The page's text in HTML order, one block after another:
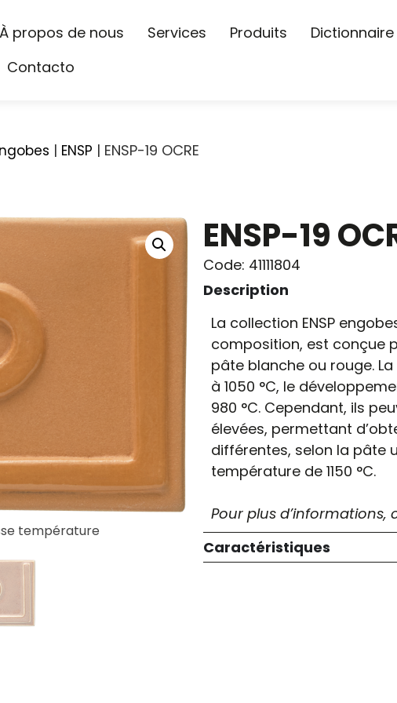
À propos de nous Services Produits
Contacto
| ENSP | ENSP-19 OCRE
température Haute température
ENSP-19
Code: 41111804
Description
La collection ENSP
composition, est conçue
pâte blanche ou rouge.
à 1050 °C, le
980 °C. Cependant, ils
élevées, permettant
différentes, selon la pâte
température de 1150 °C.
Pour plus d’informations,
Caractéristiques